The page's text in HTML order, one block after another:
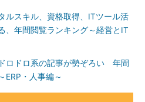
ルスキル、資格取得、ITツール活
、年間閲覧ランキング～経営とIT
ロドロ系の記事が勢ぞろい 年間
ERP・人事編～